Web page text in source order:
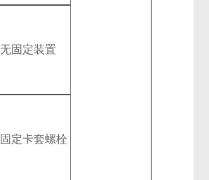
无固定装置
固定卡套螺栓